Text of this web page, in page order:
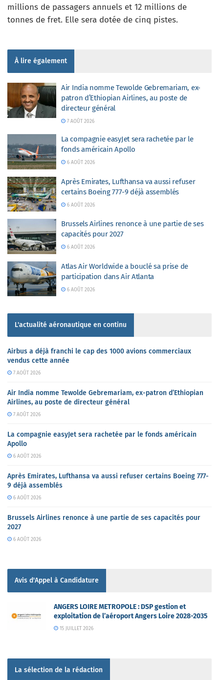
millions de passagers annuels et 12 millions de
tonnes de fret. Elle sera dotée de cinq pistes.
À lire également
Air India nomme Tewolde Gebremariam, ex-
patron d’Ethiopian Airlines, au poste de
directeur général
7 AOÛT 2026
La compagnie easyJet sera rachetée par le
fonds américain Apollo
6 AOÛT 2026
Après Emirates, Lufthansa va aussi refuser
certains Boeing 777-9 déjà assemblés
6 AOÛT 2026
Brussels Airlines renonce à une partie de ses
capacités pour 2027
6 AOÛT 2026
Atlas Air Worldwide a bouclé sa prise de
participation dans Air Atlanta
6 AOÛT 2026
L'actualité aéronautique en continu
Airbus a déjà franchi le cap des 1000 avions commerciaux
vendus cette année
7 AOÛT 2026
Air India nomme Tewolde Gebremariam, ex-patron d’Ethiopian
Airlines, au poste de directeur général
7 AOÛT 2026
La compagnie easyJet sera rachetée par le fonds américain
Apollo
6 AOÛT 2026
Après Emirates, Lufthansa va aussi refuser certains Boeing 777-
9 déjà assemblés
6 AOÛT 2026
Brussels Airlines renonce à une partie de ses capacités pour
2027
6 AOÛT 2026
Avis d'Appel à Candidature
ANGERS LOIRE METROPOLE : DSP gestion et
exploitation de l’aéroport Angers Loire 2028-2035
15 JUILLET 2026
La sélection de la rédaction